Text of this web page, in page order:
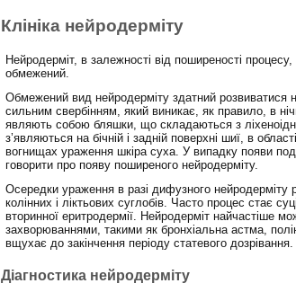
Клініка нейродерміту
Нейродерміт, в залежності від поширеності
обмежений.
Обмежений вид нейродерміту здатний розвиватися
сильним свербінням, який виникає, як правило, в
являють собою бляшки, що складаються з
з’являються на бічній і задній поверхні шиї, в
вогнищах ураження шкіра суха. У випадку появи
говорити про появу поширеного нейродерміту.
Осередки ураження в разі дифузного нейродерміту
колінних і ліктьових суглобів. Часто процес стає
вторинної еритродермії. Нейродерміт найчастіше
захворюваннями, такими як бронхіальна астма,
вщухає до закінчення періоду статевого дозрівання.
Діагностика нейродерміту